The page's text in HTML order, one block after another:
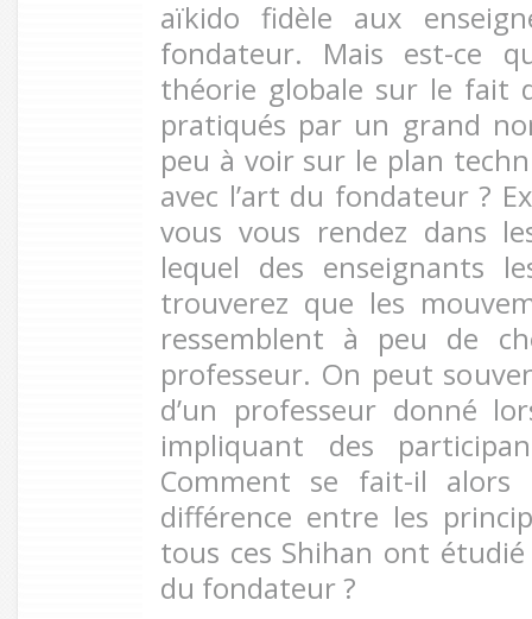
aïkido fidèle aux
fondateur. Mais est-ce
théorie globale sur le fait
pratiqués par un grand
peu à voir sur le plan
avec l’art du fondateur ?
vous vous rendez dans
lequel des enseignants
trouverez que les
ressemblent à peu de
professeur. On peut
d’un professeur donné
impliquant des
Comment se fait-il
différence entre les
tous ces Shihan ont
du fondateur ?